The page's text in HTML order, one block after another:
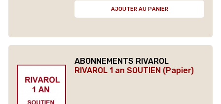
AJOUTER AU PANIER
ABONNEMENTS RIVAROL
RIVAROL 1 an SOUTIEN (Papier)